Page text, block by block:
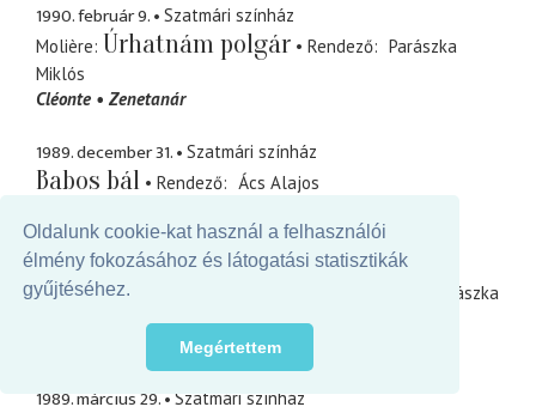
Oldalunk cookie-kat használ a felhasználói
élmény fokozásához és látogatási statisztikák
gyűjtéséhez.
Megértettem
1990. február 9.
Szatmári színház
Molière Úrhatnám polgár Rendező
Parászka
Miklós
Cléonte
Zenetanár
1989. december 31. Szatmári színház
Babos bál Rendező
Ács Alajos
1989. május 19.
Szatmári színház
Tennessee Williams
Parászka
a látogató
1989. március 29. Szatmári színház